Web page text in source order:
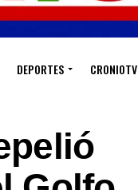
DEPORTES CRONIOTV